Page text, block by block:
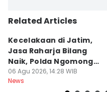
Related Articles
Kecelakaan di Jatim,
Jasa Raharja Bilang
Naik, Polda Ngomong
Turun
06 Agu 2026, 14:28 WIB
News